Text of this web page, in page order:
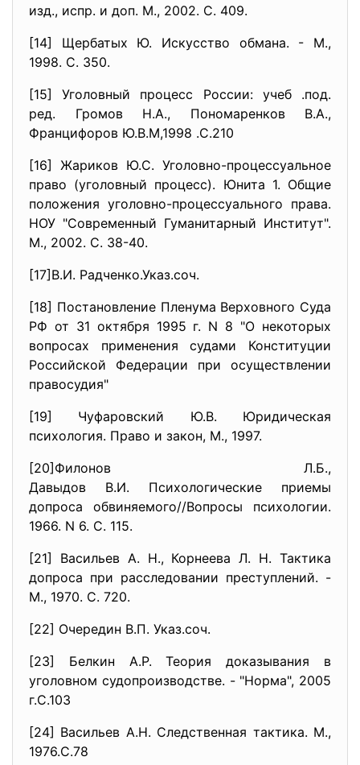
изд., испр. и доп. М., 2002. С. 409.
[14] Щербатых Ю. Искусство обмана. - М.,
1998. С. 350.
[15] Уголовный процесс России: учеб .под.
ред. Громов Н.А., Пономаренков В.А.,
Францифоров Ю.В.М,1998 .С.210
[16] Жариков Ю.С. Уголовно-процессуальное
право (уголовный процесс). Юнита 1. Общие
положения уголовно-процессуального права.
НОУ "Современный Гуманитарный Институт".
М., 2002. С. 38-40.
[17]В.И. Радченко.Указ.соч.
[18] Постановление Пленума Верховного Суда
РФ от 31 октября 1995 г. N 8 "О некоторых
вопросах применения судами Конституции
Российской Федерации при осуществлении
правосудия"
[19] Чуфаровский Ю.В. Юридическая
психология. Право и закон, М., 1997.
[20]Филонов Л.Б.,
Давыдов В.И. Психологические приемы
допроса обвиняемого//Вопросы психологии.
1966. N 6. С. 115.
[21] Васильев А. Н., Корнеева Л. Н. Тактика
допроса при расследовании преступлений. -
М., 1970. С. 720.
[22] Очередин В.П. Указ.соч.
[23] Белкин А.Р. Теория доказывания в
уголовном судопроизводстве. - "Норма", 2005
г.С.103
[24] Васильев А.Н. Следственная тактика. М.,
1976.С.78